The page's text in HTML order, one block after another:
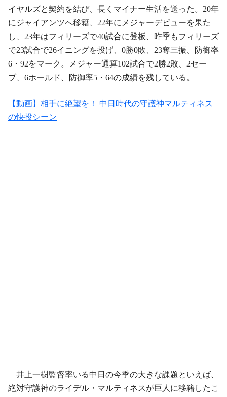
イヤルズと契約を結び、長くマイナー生活を送った。20年
にジャイアンツへ移籍、22年にメジャーデビューを果た
し、23年はフィリーズで40試合に登板、昨季もフィリーズ
で23試合で26イニングを投げ、0勝0敗、23奪三振、防御率
6・92をマーク。メジャー通算102試合で2勝2敗、2セー
ブ、6ホールド、防御率5・64の成績を残している。
【動画】相手に絶望を！ 中日時代の守護神マルティネス
の快投シーン
井上一樹監督率いる中日の今季の大きな課題といえば、
絶対守護神のライデル・マルティネスが巨人に移籍したこ